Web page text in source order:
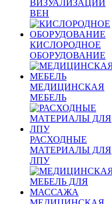
ВИЗУАЛИЗАЦИИ
ВЕН
КИСЛОРОДНОЕ
ОБОРУДОВАНИЕ
МЕДИЦИНСКАЯ
МЕБЕЛЬ
РАСХОДНЫЕ
МАТЕРИАЛЫ ДЛЯ
ЛПУ